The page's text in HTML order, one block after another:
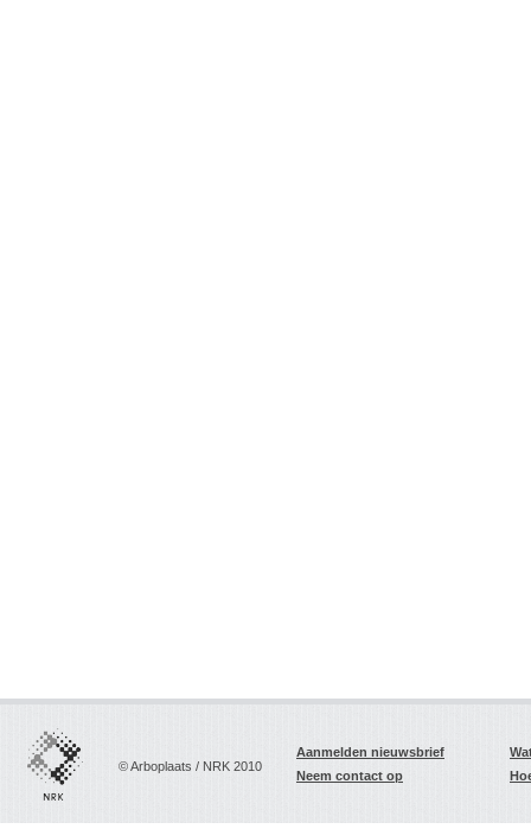
© Arboplaats / NRK 2010
Aanmelden nieuwsbrief
Neem contact op